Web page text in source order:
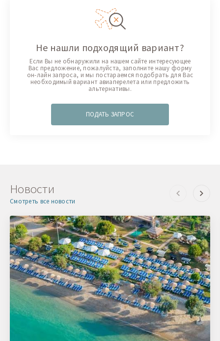
Не нашли подходящий вариант?
Если Вы не обнаружили на нашем сайте интересующее
Вас предложение, пожалуйста, заполните нашу форму
он-лайн запроса, и мы постараемся подобрать для Вас
необходимый вариант авиаперелета или предложить
альтернативы.
ПОДАТЬ ЗАПРОС
Новости
Смотреть все новости